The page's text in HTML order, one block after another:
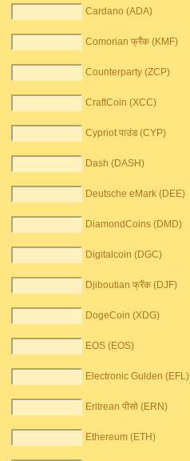
Cardano (ADA)
Comorian फ्रैंक (KMF)
Counterparty (ZCP)
CraftCoin (XCC)
Cypriot पाउंड (CYP)
Dash (DASH)
Deutsche eMark (DEE)
DiamondCoins (DMD)
Digitalcoin (DGC)
Djiboutian फ्रैंक (DJF)
DogeCoin (XDG)
EOS (EOS)
Electronic Gulden (EFL)
Eritrean पीसो (ERN)
Ethereum (ETH)